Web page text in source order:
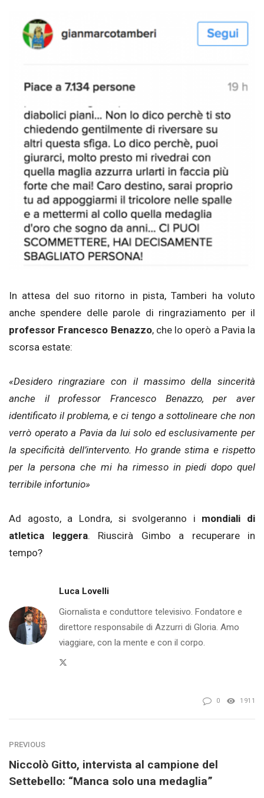
In attesa del suo ritorno in pista, Tamberi ha voluto
anche spendere delle parole di ringraziamento per il
professor Francesco Benazzo, che lo operò a Pavia la
scorsa estate:
«Desidero ringraziare con il massimo della sincerità
anche il professor Francesco Benazzo, per aver
identificato il problema, e ci tengo a sottolineare che non
verrò operato a Pavia da lui solo ed esclusivamente per
la specificità dell’intervento. Ho grande stima e rispetto
per la persona che mi ha rimesso in piedi dopo quel
terribile infortunio»
Ad agosto, a Londra, si svolgeranno i mondiali di
atletica leggera. Riuscirà Gimbo a recuperare in
tempo?
Luca Lovelli
Giornalista e conduttore televisivo. Fondatore e
direttore responsabile di Azzurri di Gloria. Amo
viaggiare, con la mente e con il corpo.
0 1911
PREVIOUS
Niccolò Gitto, intervista al campione del
Settebello: “Manca solo una medaglia”